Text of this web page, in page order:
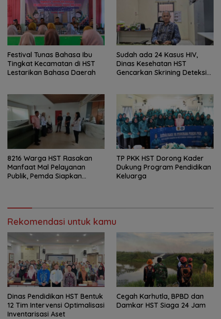
Festival Tunas Bahasa Ibu
Tingkat Kecamatan di HST
Lestarikan Bahasa Daerah
Sudah ada 24 Kasus HIV,
Dinas Kesehatan HST
Gencarkan Skrining Deteksi
8216 Warga HST Rasakan
Manfaat Mal Pelayanan
Publik, Pemda Siapkan
TP PKK HST Dorong Kader
Dukung Program Pendidikan
Keluarga
Rekomendasi untuk kamu
Dinas Pendidikan HST Bentuk
12 Tim Intervensi Optimalisasi
Inventarisasi Aset
Cegah Karhutla, BPBD dan
Damkar HST Siaga 24 Jam